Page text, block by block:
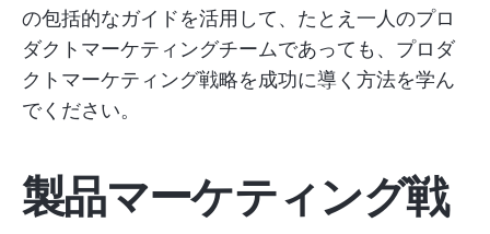
の包括的なガイドを活用して、たとえ一人のプロ
ダクトマーケティングチームであっても、プロダ
クトマーケティング戦略を成功に導く方法を学ん
でください。
製品マーケティング戦